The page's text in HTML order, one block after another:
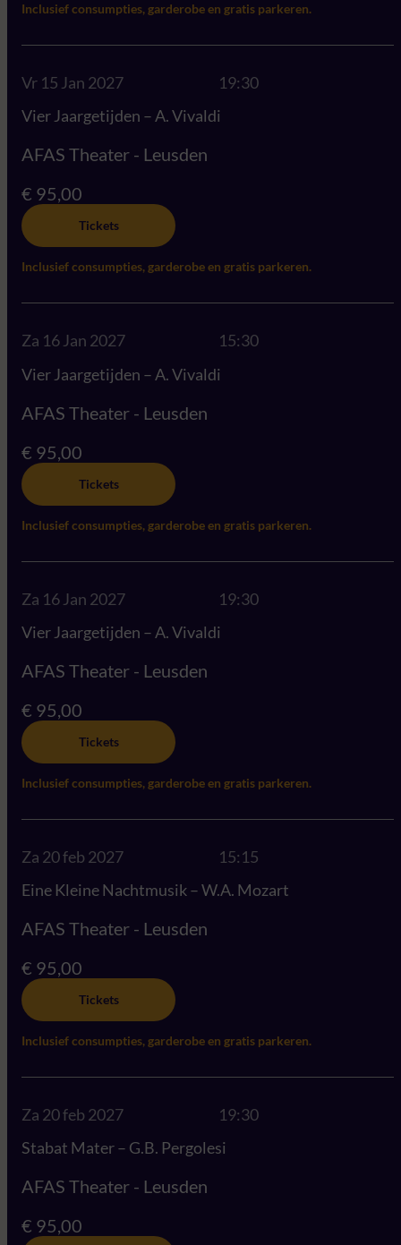
Inclusief consumpties, garderobe en gratis parkeren.
Vr 15 Jan 2027
19:30
Vier Jaargetijden – A. Vivaldi
AFAS Theater - Leusden
€ 95,00
Tickets
Inclusief consumpties, garderobe en gratis parkeren.
Za 16 Jan 2027
15:30
Vier Jaargetijden – A. Vivaldi
AFAS Theater - Leusden
€ 95,00
Tickets
Inclusief consumpties, garderobe en gratis parkeren.
Za 16 Jan 2027
19:30
Vier Jaargetijden – A. Vivaldi
AFAS Theater - Leusden
€ 95,00
Tickets
Inclusief consumpties, garderobe en gratis parkeren.
Za 20 feb 2027
15:15
Eine Kleine Nachtmusik – W.A. Mozart
AFAS Theater - Leusden
€ 95,00
Tickets
Inclusief consumpties, garderobe en gratis parkeren.
Za 20 feb 2027
19:30
Stabat Mater – G.B. Pergolesi
AFAS Theater - Leusden
€ 95,00